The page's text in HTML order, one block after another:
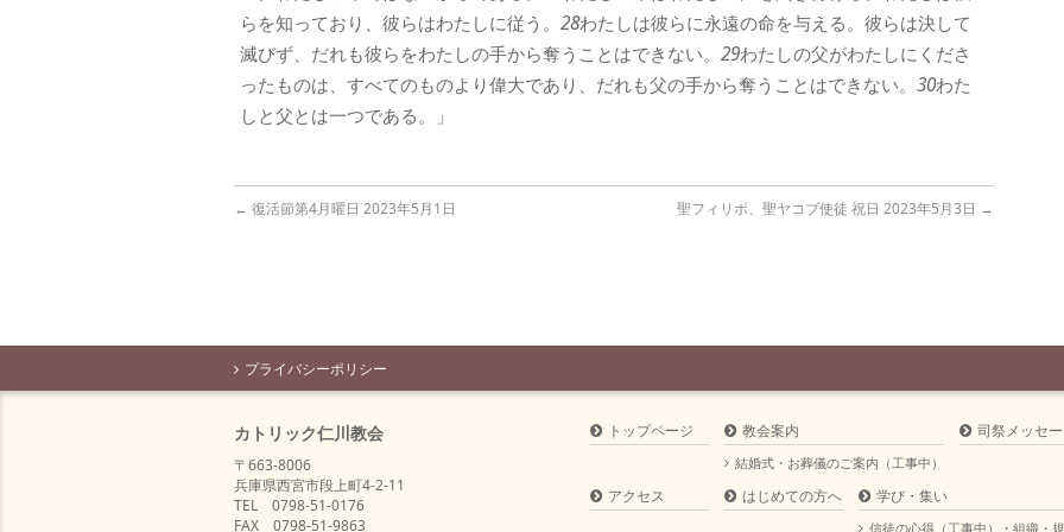
らを知っており、彼らはわたしに従う。 28わたしは彼らに永遠の命を与える。彼らは決して
滅びず、だれも彼らをわたしの手から奪うことはできない。 29わたしの父がわたしにくださ
ったものは、すべてのものより偉大であり、だれも父の手から奪うことはできない。 30わた
しと父とは一つである。」
← 復活節第4月曜日 2023年5月1日 聖フィリポ、聖ヤコブ使徒 祝日 2023年5月3日 →
プライバシーポリシー
カトリック仁川教会
〒663-8006
兵庫県西宮市段上町4-2-11
TEL 0798-51-0176
FAX 0798-51-9863
トップページ 教会案内
結婚式・お葬儀のご案内（工事中）
司祭メッセ
アクセス はじめての方へ 学び・集い
信徒の心得（工事中）・組織・